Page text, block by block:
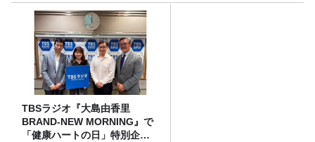
TBSラジオ『大島由香里
BRAND-NEW MORNING』で
「健康ハートの日」特別企画